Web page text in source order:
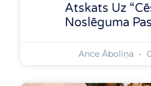
Atskats Uz
Noslēguma
Ance Āboliņa